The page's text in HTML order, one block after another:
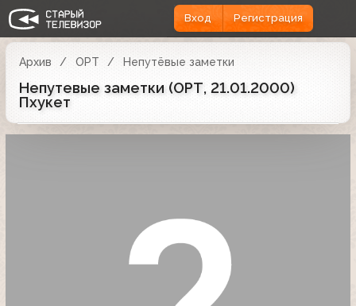
Вход Регистрация
Архив ОРТ Непутёвые заметки
Непутевые заметки (ОРТ, 21.01.2000)
Пхукет